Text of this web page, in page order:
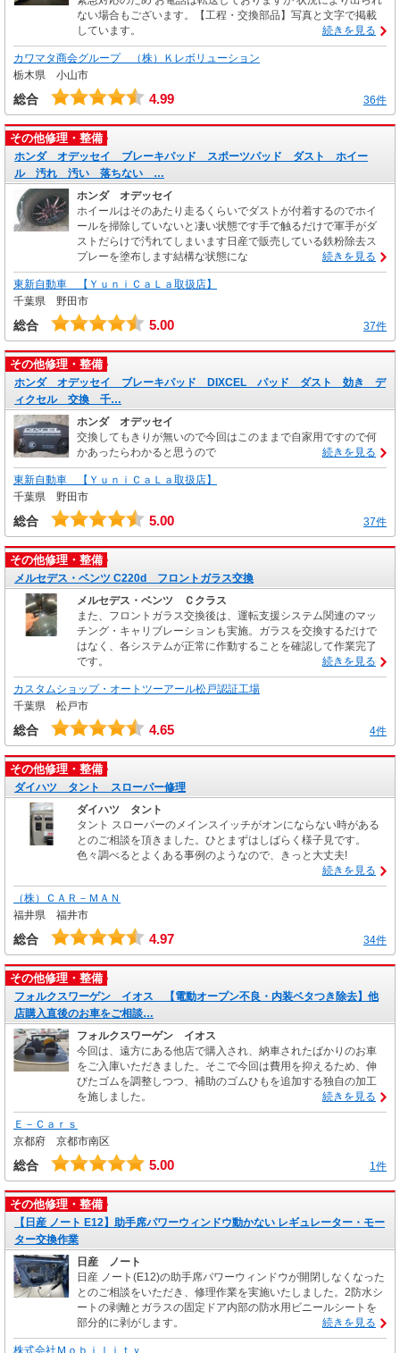
ない場合もございます。【工程・交換部品】写真と文字で掲載
しています。
続きを見る
カワマタ商会グループ （株）Ｋレボリューション
栃木県 小山市
総合 4.99 36件
その他修理・整備
ホンダ オデッセイ ブレーキパッド スポーツパッド ダスト ホイー
ル 汚れ 汚い 落ちない …
ホンダ オデッセイ
ホイールはそのあたり走るくらいでダストが付着するのでホイ
ールを掃除していないと凄い状態です手で触るだけで軍手がダ
ストだらけで汚れてしまいます日産で販売している鉄粉除去ス
プレーを塗布します結構な状態にな
続きを見る
東新自動車 【ＹｕｎｉＣａＬａ取扱店】
千葉県 野田市
総合 5.00 37件
その他修理・整備
ホンダ オデッセイ ブレーキパッド DIXCEL パッド ダスト 効き デ
ィクセル 交換 千…
ホンダ オデッセイ
交換してもきりが無いので今回はこのままで自家用ですので何
かあったらわかると思うので
続きを見る
東新自動車 【ＹｕｎｉＣａＬａ取扱店】
千葉県 野田市
総合 5.00 37件
その他修理・整備
メルセデス・ベンツ C220d フロントガラス交換
メルセデス・ベンツ Ｃクラス
また、フロントガラス交換後は、運転支援システム関連のマッ
チング・キャリブレーションも実施。ガラスを交換するだけで
はなく、各システムが正常に作動することを確認して作業完了
です。
続きを見る
カスタムショップ・オートツーアール松戸認証工場
千葉県 松戸市
総合 4.65 4件
その他修理・整備
ダイハツ タント スローパー修理
ダイハツ タント
タント スローパーのメインスイッチがオンにならない時がある
とのご相談を頂きました。ひとまずはしばらく様子見です。
色々調べるとよくある事例のようなので、きっと大丈夫!
続きを見る
（株）ＣＡＲ－ＭＡＮ
福井県 福井市
総合 4.97 34件
その他修理・整備
フォルクスワーゲン イオス 【電動オープン不良・内装ベタつき除去】他
店購入直後のお車をご相談…
フォルクスワーゲン イオス
今回は、遠方にある他店で購入され、納車されたばかりのお車
をご入庫いただきました。そこで今回は費用を抑えるため、伸
びたゴムを調整しつつ、補助のゴムひもを追加する独自の加工
を施しました。
続きを見る
Ｅ－Ｃａｒｓ
京都府 京都市南区
総合 5.00 1件
その他修理・整備
【日産 ノート E12】助手席パワーウィンドウ動かない レギュレーター・モー
ター交換作業
日産 ノート
日産 ノート(E12)の助手席パワーウィンドウが開閉しなくなった
とのご相談をいただき、修理作業を実施いたしました。2防水シ
ートの剥離とガラスの固定ドア内部の防水用ビニールシートを
部分的に剥がします。
続きを見る
株式会社Ｍｏｂｉｌｉｔｙ